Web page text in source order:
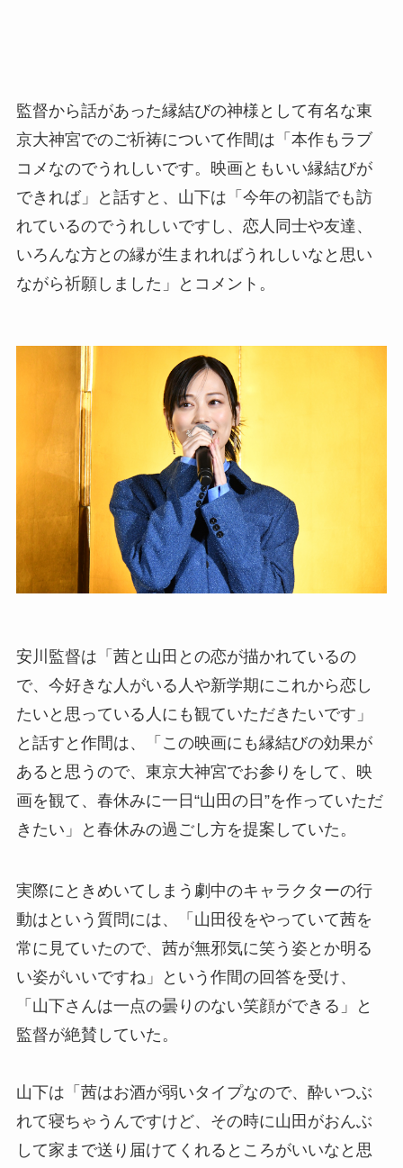
監督から話があった縁結びの神様として有名な東
京大神宮でのご祈祷について作間は「本作もラブ
コメなのでうれしいです。映画ともいい縁結びが
できれば」と話すと、山下は「今年の初詣でも訪
れているのでうれしいですし、恋人同士や友達、
いろんな方との縁が生まれればうれしいなと思い
ながら祈願しました」とコメント。
安川監督は「茜と山田との恋が描かれているの
で、今好きな人がいる人や新学期にこれから恋し
たいと思っている人にも観ていただきたいです」
と話すと作間は、「この映画にも縁結びの効果が
あると思うので、東京大神宮でお参りをして、映
画を観て、春休みに一日“山田の日”を作っていただ
きたい」と春休みの過ごし方を提案していた。
実際にときめいてしまう劇中のキャラクターの行
動はという質問には、「山田役をやっていて茜を
常に見ていたので、茜が無邪気に笑う姿とか明る
い姿がいいですね」という作間の回答を受け、
「山下さんは一点の曇りのない笑顔ができる」と
監督が絶賛していた。
山下は「茜はお酒が弱いタイプなので、酔いつぶ
れて寝ちゃうんですけど、その時に山田がおんぶ
して家まで送り届けてくれるところがいいなと思